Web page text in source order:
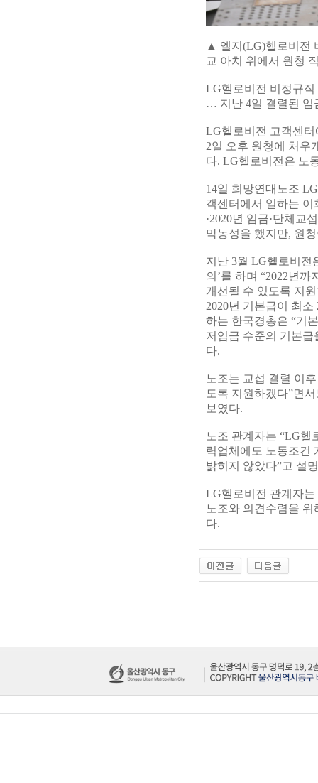
▲ 엘지(LG)헬로비전
교 아치 위에서 원청
LG헬로비전 비정규직
… 지난 4일 결렬된 임
LG헬로비전 고객센터
2일 오후 원청에 처우
다. LG헬로비전은 노
14일 희망연대노조
객센터에서 일하는 이
·2020년 임금·단체
막농성을 했지만, 원
지난 3월 LG헬로비전
의’를 하며 “2022년
개선될 수 있도록 지
2020년 기본급이 최
하는 한국경총은 “기
저임금 수준의 기본
다.
노조는 교섭 결렬 이
도록 지원하겠다”면
보였다.
노조 관계자는 “LG헬
력업체에도 노동조건
밝히지 않았다”고 설
LG헬로비전 관계자
노조와 의견수렴을
다.